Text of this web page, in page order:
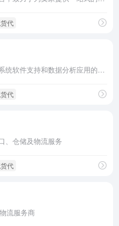
代
代
、仓储及物流服务
代
流服务商